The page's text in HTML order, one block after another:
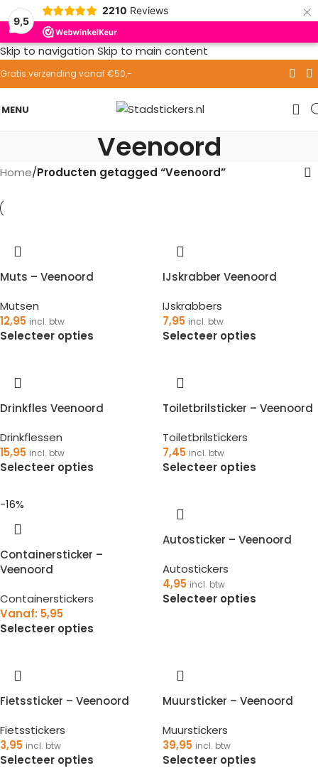
9,5
2210 Reviews ×
Skip to navigationSkip to main content
Gratis verzending vanaf €50,-
MENU
Veenoord
Home/Producten getagged “Veenoord”
Muts – Veenoord
Mutsen
12,95 incl. btw
Selecteer opties
IJskrabber Veenoord
IJskrabbers
7,95 incl. btw
Selecteer opties
Drinkfles Veenoord
Drinkflessen
15,95 incl. btw
Selecteer opties
Toiletbrilsticker – Veenoord
Toiletbrilstickers
7,45 incl. btw
Selecteer opties
-16%
Containersticker –
Veenoord
Containerstickers
Vanaf: 5,95
Selecteer opties
Autosticker – Veenoord
Autostickers
4,95 incl. btw
Selecteer opties
Fietssticker – Veenoord
Fietsstickers
3,95 incl. btw
Selecteer opties
Muursticker – Veenoord
Muurstickers
39,95 incl. btw
Selecteer opties